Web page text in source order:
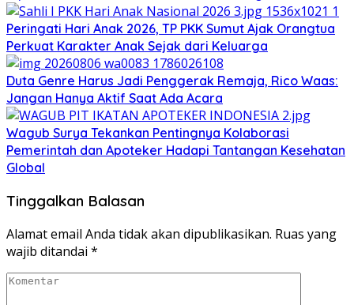
Peringati Hari Anak 2026, TP PKK Sumut Ajak Orangtua
Perkuat Karakter Anak Sejak dari Keluarga
Duta Genre Harus Jadi Penggerak Remaja, Rico Waas:
Jangan Hanya Aktif Saat Ada Acara
Wagub Surya Tekankan Pentingnya Kolaborasi
Pemerintah dan Apoteker Hadapi Tantangan Kesehatan
Global
Tinggalkan Balasan
Alamat email Anda tidak akan dipublikasikan. Ruas yang
wajib ditandai *